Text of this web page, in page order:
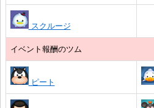
スクルージ
イベント報酬のツム
ピート